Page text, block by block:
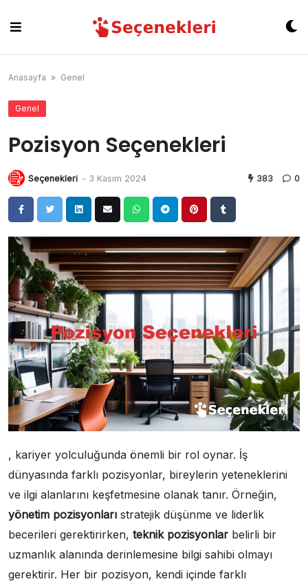
content
Anasayfa » Genel
Genel
Pozisyon Seçenekleri
Seçenekleri - 3 Kasım 2024 383 0
, kariyer yolculuğunda önemli bir rol oynar. İş
dünyasında farklı pozisyonlar, bireylerin yeteneklerini
ve ilgi alanlarını keşfetmesine olanak tanır. Örneğin,
yönetim pozisyonları stratejik düşünme ve liderlik
becerileri gerektirirken, teknik pozisyonlar belirli bir
uzmanlık alanında derinlemesine bilgi sahibi olmayı
gerektirir. Her bir pozisyon, kendi içinde farklı